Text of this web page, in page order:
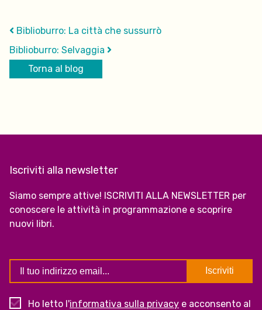
Biblioburro: La città che sussurrò
Torna al blog
Biblioburro: Selvaggia
Iscriviti alla newsletter
Siamo sempre attive! ISCRIVITI ALLA NEWSLETTER per
conoscere le attività in programmazione e scoprire
nuovi libri.
Ho letto l'informativa sulla privacy e acconsento al